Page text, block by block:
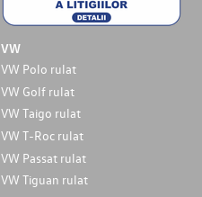
VW
VW Polo rulat
VW Golf rulat
VW Taigo rulat
VW T-Roc rulat
VW Passat rulat
VW Tiguan rulat